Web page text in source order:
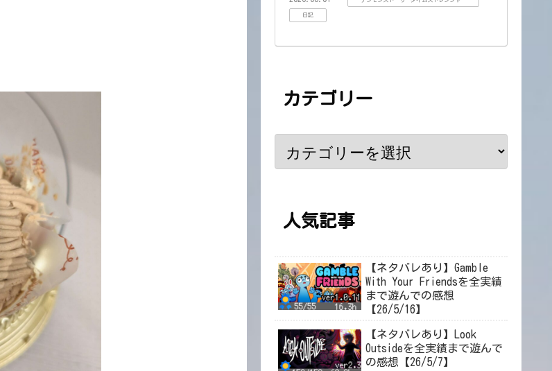
日記
カテゴリー
人気記事
【ネタバレあり】Gamble
With Your Friendsを全実績
まで遊んでの感想
【26/5/16】
【ネタバレあり】Look
Outsideを全実績まで遊んで
の感想【26/5/7】